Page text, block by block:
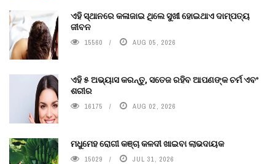
ଏହି ସ୍ଥାନରେ କଳାଜାଇ ଥିଲେ ସୁଖୀ ହୋଇଥାଏ ଦାମ୍ପତ୍ୟ
ଜୀବନ
15560 AUG 05, 2026
ଏହି ୫ ଅଭ୍ୟାସ କରନ୍ତୁ, ସତେଜ ରହିବ ଆପଣଙ୍କ ଚର୍ମ ଏବଂ
ଶରୀର
16175 AUG 02, 2026
ମଧୁମେହ ରୋଗୀ କଞ୍ଚା କଳଦୀ ଖାଇବା ଲାଭଦାୟକ
15029 JUL 31, 2026